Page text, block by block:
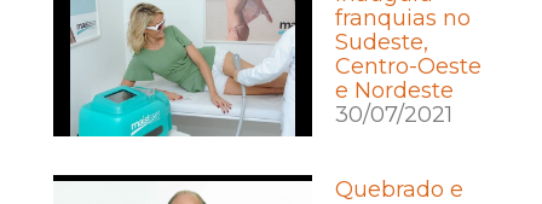
franquias no
Sudeste,
Centro-Oeste
e Nordeste
30/07/2021
Quebrado e